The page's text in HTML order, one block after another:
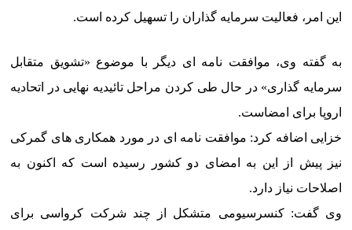
این امر، فعالیت سرمایه گذاران را تسهیل کرده است.
به گفته وی، موافقت نامه ای دیگر با موضوع «تشویق متقابل
سرمایه گذاری» در حال طی کردن مراحل تائیدیه نهایی در اتحادیه
اروپا برای امضاست.
خزایی اضافه کرد: موافقت نامه ای در مورد همکاری های گمرکی
نیز پیش از این به امضای دو کشور رسیده است که اکنون به
اصلاحات نیاز دارد.
وی گفت: کنسرسیومی متشکل از چند شرکت کرواسی برای